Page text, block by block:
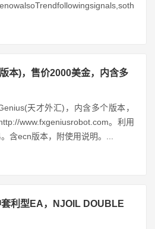
本)，售价2000美金，内含多
天才外汇)，内含多个版本，
www.fxgeniusrobot.com。利用
含ecn版本，附使用说明。...
利型EA，NJOIL DOUBLE